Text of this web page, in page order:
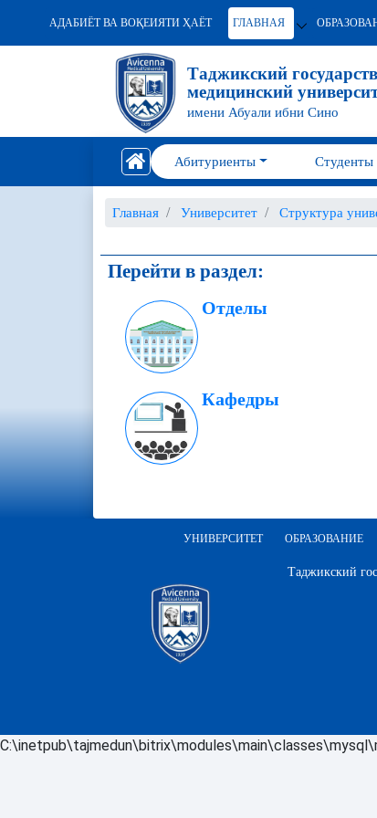
АДАБИЁТ ВА ВОҚЕИЯТИ ҲАЁТ ГЛАВНАЯ
Таджикский
медицинский
имени Абуали ибни Сино
Абитуриенты Студенты
Главная Университет Структура
Перейти в раздел:
Отделы
Кафедры
УНИВЕРСИТЕТ ОБРАЗОВАНИЕ
Таджикский